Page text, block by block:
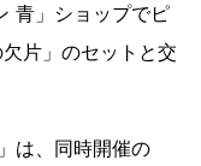
青」ショップでピ
片」のセットと交
は、同時開催の